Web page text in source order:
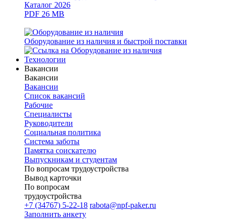
Каталог 2026
PDF 26 MB
Оборудование из наличия и быстрой поставки
Технологии
Вакансии
Вакансии
Вакансии
Список вакансий
Рабочие
Специалисты
Руководители
Cоциальная политика
Система заботы
Памятка соискателю
Выпускникам и студентам
По вопросам трудоустройства
Вывод карточки
По вопросам
трудоустройства
+7 (34767) 5-22-18 rabota@npf-paker.ru
Заполнить анкету